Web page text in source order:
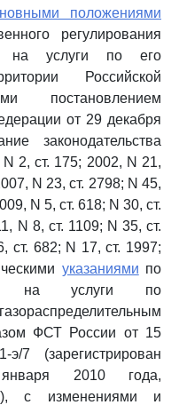
положениями
регулирования
услуги по его
Российской
постановлением
от 29 декабря
законодательства
2, ст. 175; 2002, N 21,
N 23, ст. 2798; N 45,
N 5, ст. 618; N 30, ст.
N 8, ст. 1109; N 35, ст.
ст. 682; N 17, ст. 1997;
указаниями по
на услуги по
ФСТ России от 15
7 (зарегистрирован
2010 года,
с изменениями и